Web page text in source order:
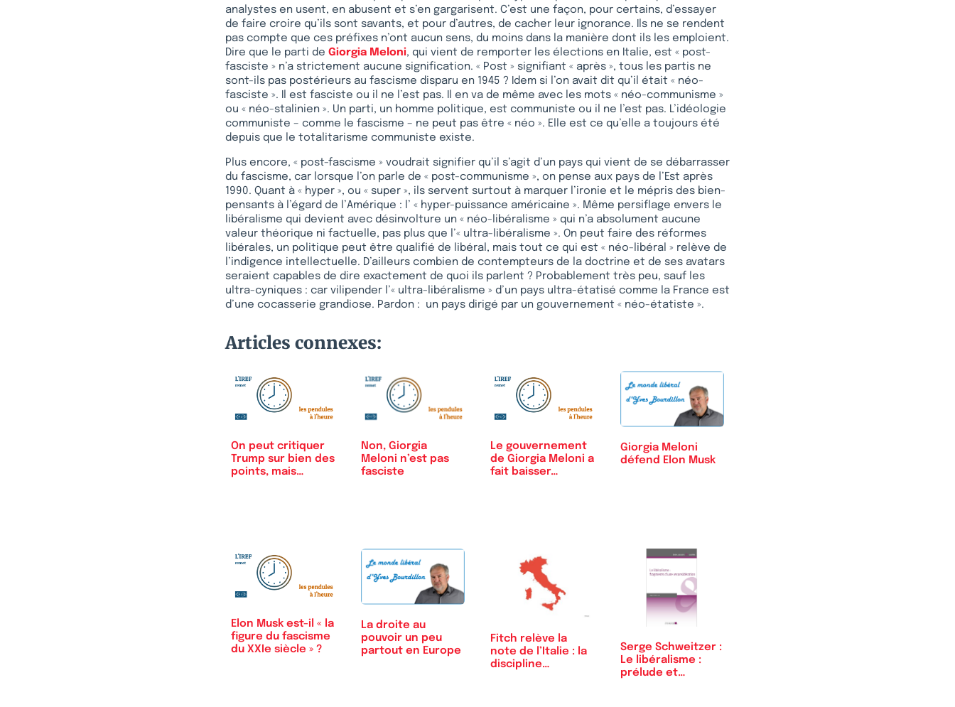
analystes en usent, en abusent et s’en gargarisent. C’est une façon, pour certains, d’essayer
de faire croire qu’ils sont savants, et pour d’autres, de cacher leur ignorance. Ils ne se rendent
pas compte que ces préfixes n’ont aucun sens, du moins dans la manière dont ils les emploient.
Dire que le parti de Giorgia Meloni, qui vient de remporter les élections en Italie, est « post-
fasciste » n’a strictement aucune signification. « Post » signifiant « après », tous les partis ne
sont-ils pas postérieurs au fascisme disparu en 1945 ? Idem si l’on avait dit qu’il était « néo-
fasciste ». Il est fasciste ou il ne l’est pas. Il en va de même avec les mots « néo-communisme »
ou « néo-stalinien ». Un parti, un homme politique, est communiste ou il ne l’est pas. L’idéologie
communiste – comme le fascisme – ne peut pas être « néo ». Elle est ce qu’elle a toujours été
depuis que le totalitarisme communiste existe.
Plus encore, « post-fascisme » voudrait signifier qu’il s’agit d’un pays qui vient de se débarrasser
du fascisme, car lorsque l’on parle de « post-communisme », on pense aux pays de l’Est après
1990. Quant à « hyper », ou « super », ils servent surtout à marquer l’ironie et le mépris des bien-
pensants à l’égard de l’Amérique : l’ « hyper-puissance américaine ». Même persiflage envers le
libéralisme qui devient avec désinvolture un « néo-libéralisme » qui n’a absolument aucune
valeur théorique ni factuelle, pas plus que l’« ultra-libéralisme ». On peut faire des réformes
libérales, un politique peut être qualifié de libéral, mais tout ce qui est « néo-libéral » relève de
l’indigence intellectuelle. D’ailleurs combien de contempteurs de la doctrine et de ses avatars
seraient capables de dire exactement de quoi ils parlent ? Probablement très peu, sauf les
ultra-cyniques : car vilipender l’« ultra-libéralisme » d’un pays ultra-étatisé comme la France est
d’une cocasserie grandiose. Pardon : un pays dirigé par un gouvernement « néo-étatiste ».
Articles connexes:
On peut critiquer
Trump sur bien des
points, mais…
Non, Giorgia
Meloni n’est pas
fasciste
Le gouvernement
de Giorgia Meloni a
fait baisser…
Giorgia Meloni
défend Elon Musk
Elon Musk est-il « la
figure du fascisme
du XXIe siècle » ?
La droite au
pouvoir un peu
partout en Europe
Fitch relève la
note de l’Italie : la
discipline…
Serge Schweitzer :
Le libéralisme :
prélude et…